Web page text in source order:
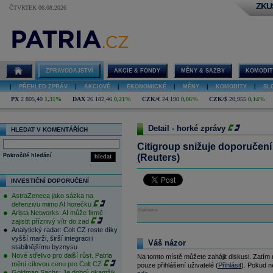
ČTVRTEK 06.08.2026
ZPRAVODAJSTVÍ AKCIE & FONDY MĚNY & SAZBY
PŘEHLED ZPRÁV AKCIOVÉ EKONOMICKÉ MĚNY KOMODITY
PX 2 805,40 1,31% DAX 26 182,46 0,21% CZK/€ 24,190 0,06% CZK/$ 20,955 0,14%
HLEDAT V KOMENTÁŘÍCH
hledat
Pokročilé hledání
INVESTIČNÍ DOPORUČENÍ
AstraZeneca jako sázka na
defenzivu mimo AI horečku
Arista Networks: AI může firmě
zajistit příznivý vítr do zad
Analytický radar: Colt CZ roste díky
vyšší marži, širší integraci i
stabilnějšímu byznysu
Nové střelivo pro další růst. Patria
mění cílovou cenu pro Colt CZ
Detail - horké zprávy
Citigroup snižuje
(Reuters)
Reklama
Váš názor
Na tomto místě můžete zahájit diskusi.
pouze přihlášení uživatelé (Přihlásit). Pokud